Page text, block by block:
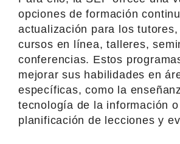
opciones de formación
actualización para los
cursos en línea, talleres,
conferencias. Estos
mejorar sus habilidades en
específicas, como la
tecnología de la información o
planificación de lecciones y